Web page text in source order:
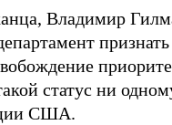
Владимир
статус ни
США.